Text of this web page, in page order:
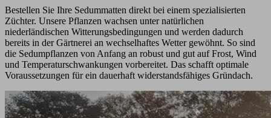
Bestellen Sie Ihre Sedummatten direkt bei einem spezialisierten
Züchter. Unsere Pflanzen wachsen unter natürlichen
niederländischen Witterungsbedingungen und werden dadurch
bereits in der Gärtnerei an wechselhaftes Wetter gewöhnt. So sind
die Sedumpflanzen von Anfang an robust und gut auf Frost, Wind
und Temperaturschwankungen vorbereitet. Das schafft optimale
Voraussetzungen für ein dauerhaft widerstandsfähiges Gründach.